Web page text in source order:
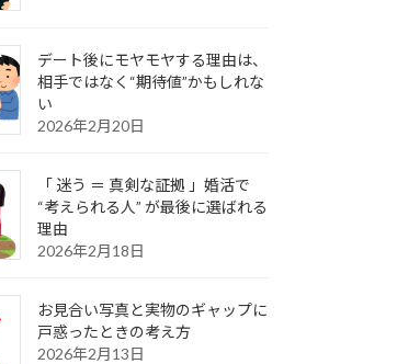
デート後にモヤモヤする理由は、
相手ではなく“期待値”かもしれな
い
2026年2月20日
「 迷う ＝ 真剣な証拠 」婚活で
“考えられる人” が最後に選ばれる
理由
2026年2月18日
お見合い写真と実物のギャップに
戸惑ったときの考え方
2026年2月13日